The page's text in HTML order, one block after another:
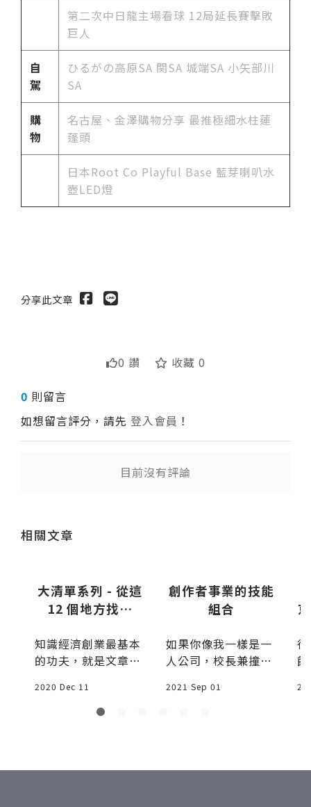
第二次中日龍主場看球 12局延長賽擊敗
巨人
自
駕
ひるがの高原SA 関SA 城端SA 小矢部川
SA
購
物
名古屋、金澤購物分享 最推極細水柱蓮
蓬頭
日本Root Co Playful Base 藍芽喇叭水
壺LED燈
分享此文章
0 讚 收藏 0
0 則留言
如想留言評分，請先 登入會員 ！
目前沒有評論
相關文章
大清單系列 - 從這
12 個地方找痛
完
知識經濟創業最基本
的功夫，就是文章要
人有問題，你回答
他，解決他的痛點，
2020 Dec 11
創作者事業的技能
組合
如果你像我一樣是一
人公司，校長兼撞
技能，你必須擁有多
2021 Sep 01